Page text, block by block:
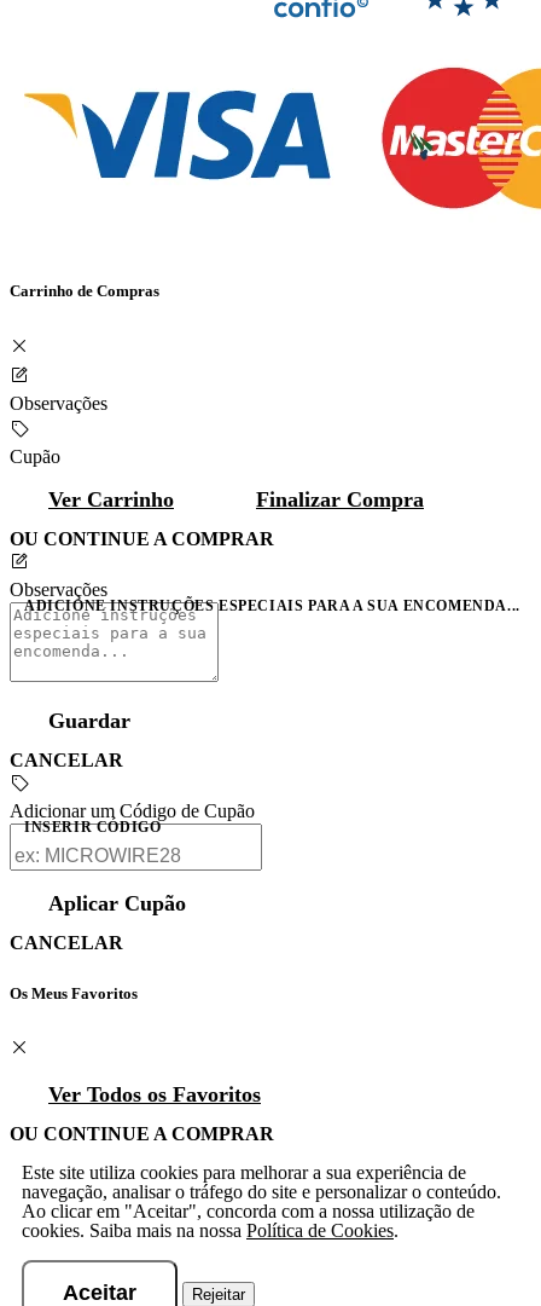
Carrinho de Compras
Observações
Cupão
Ver Carrinho Finalizar Compra
OU CONTINUE A COMPRAR
Observações
ADICIONE INSTRUÇÕES ESPECIAIS PARA A SUA ENCOMENDA...
Guardar
CANCELAR
Adicionar um Código de Cupão
INSERIR CÓDIGO
Aplicar Cupão
CANCELAR
Os Meus Favoritos
Ver Todos os Favoritos
OU CONTINUE A COMPRAR
Este site utiliza cookies para melhorar a sua experiência de
navegação, analisar o tráfego do site e personalizar o conteúdo.
Ao clicar em "Aceitar", concorda com a nossa utilização de
cookies. Saiba mais na nossa Política de Cookies.
Aceitar Rejeitar